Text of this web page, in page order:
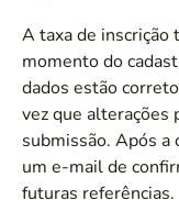
A taxa de inscrição
momento do
dados estão
vez que alterações
submissão. Após a
um e-mail de
futuras referências.